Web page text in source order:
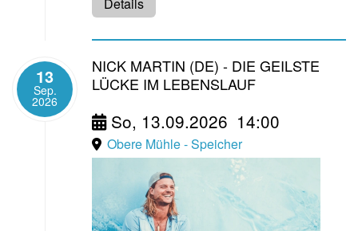
13
Sep.
2026
NICK MARTIN (DE) - DIE GEILSTE
LÜCKE IM LEBENSLAUF
So, 13.09.2026 14:00
Obere Mühle - Speicher